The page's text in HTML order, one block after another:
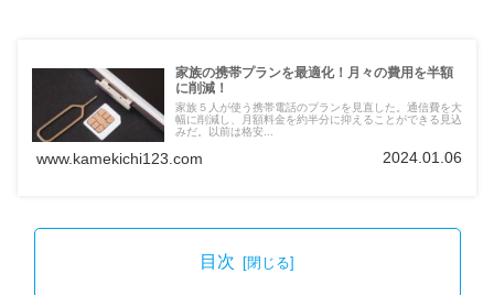
家族の携帯プランを最適化！月々の費用を半額
に削減！
家族５人が使う携帯電話のプランを見直した。通信費を大
幅に削減し、月額料金を約半分に抑えることができる見込
みだ。以前は格安...
www.kamekichi123.com 2024.01.06
目次